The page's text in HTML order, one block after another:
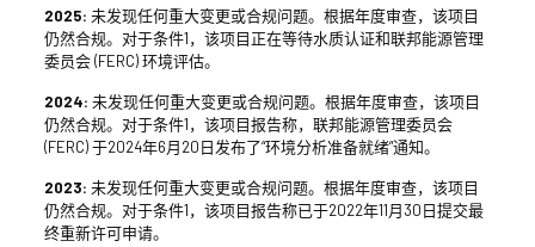
2025: 未发现任何重大变更或合规问题。根据年度审查，该项目
仍然合规。对于条件1，该项目正在等待水质认证和联邦能源管理
委员会 (FERC) 环境评估。
2024: 未发现任何重大变更或合规问题。根据年度审查，该项目
仍然合规。对于条件1，该项目报告称，联邦能源管理委员会
(FERC) 于2024年6月20日发布了“环境分析准备就绪”通知。
2023: 未发现任何重大变更或合规问题。根据年度审查，该项目
仍然合规。对于条件1，该项目报告称已于2022年11月30日提交最
终重新许可申请。